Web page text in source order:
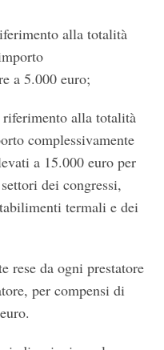
alla totalità
a 5.000 euro;
alla totalità
complessivamente
a 15.000 euro per
dei congressi,
termali e dei
rese da ogni prestatore
per compensi di